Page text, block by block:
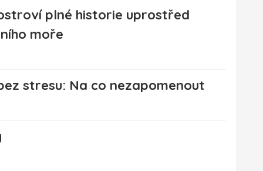
plné historie uprostřed
moře
stresu: Na co nezapomenout